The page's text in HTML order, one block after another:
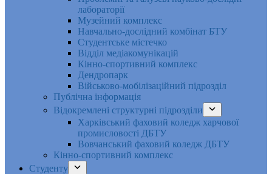
лабораторії
Музейний комплекс
Навчально-дослідний комбінат БТУ
Студентське містечко
Відділ медіакомунікацій
Кінно-спортивний комплекс
Дендропарк
Військово-мобілізаційний підрозділ
Публічна інформація
Відокремлені структурні підрозділи
Харківський фаховий коледж харчової
промисловості ДБТУ
Вовчанський фаховий коледж ДБТУ
Кінно-спортивний комплекс
Студенту